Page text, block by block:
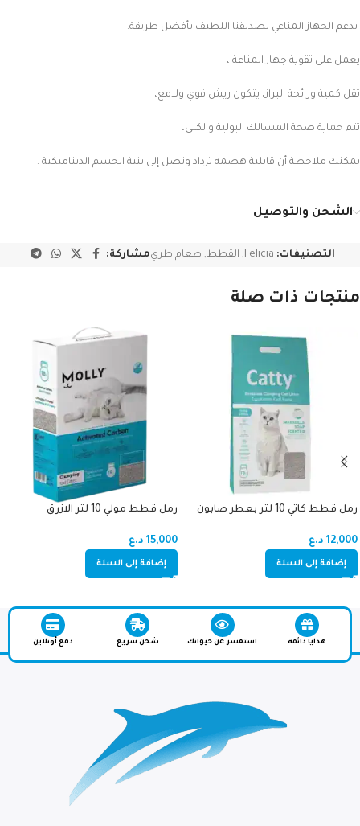
يدعم الجهاز المناعي لصديقنا اللطيف بأفضل طريقة.
يعمل على تقوية جهاز المناعة ،
تقل كمية ورائحة البراز، يتكون ريش قوي ولامع،
تتم حماية صحة المسالك البولية والكلى،
يمكنك ملاحظة أن قابلية هضمه تزداد وتصل إلى بنية الجسم الديناميكية .
الشحن والتوصيل
التصنيفات: Felicia
, القطط, طعام طريمشاركة:
منتجات ذات صلة
رمل قطط كاتي 10 لتر بعطر صابون
12,000 د.ع
إضافة إلى السلة
رمل قطط مولي 10 لتر الازرق
15,000 د.ع
إضافة إلى السلة
هدايا دائمة استفسر عن حيوانك شحن سريع دفع أونلاين